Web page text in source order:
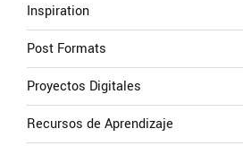
Inspiration
Post Formats
Proyectos Digitales
Recursos de Aprendizaje